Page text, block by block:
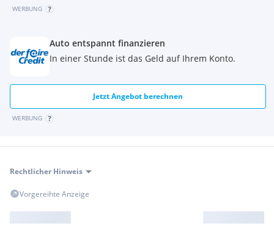
WERBUNG
Auto entspannt finanzieren
In einer Stunde ist das Geld auf Ihrem Konto.
Jetzt Angebot berechnen
WERBUNG
Rechtlicher Hinweis
Vorgereihte Anzeige